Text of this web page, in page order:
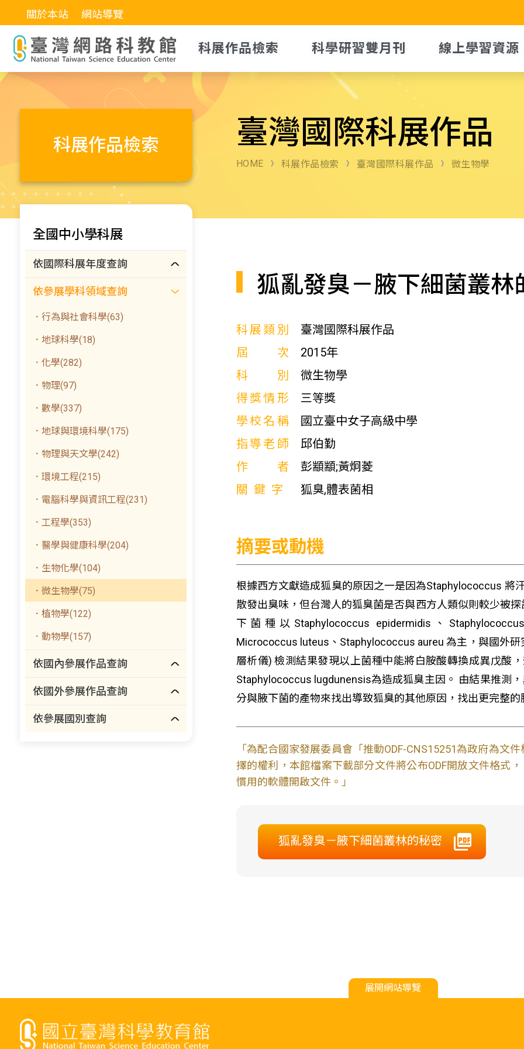
關於本站 網站導覽
科展作品檢索 科學研習雙月刊 線上學習資源
科展作品檢索 臺灣國際科展作品
HOME 科展作品檢索 臺灣國際科展作品 微生物學
全國中小學科展
依國際科展年度查詢
依參展學科領域查詢
．行為與社會科學(63)
．地球科學(18)
．化學(282)
．物理(97)
．數學(337)
．地球與環境科學(175)
．物理與天文學(242)
．環境工程(215)
．電腦科學與資訊工程(231)
．工程學(353)
．醫學與健康科學(204)
．生物化學(104)
．微生物學(75)
．植物學(122)
．動物學(157)
依國內參展作品查詢
依國外參展作品查詢
依參展國別查詢
狐亂發臭－腋下細菌叢林
科展類別
臺灣國際科展作品
屆次
2015年
科別
微生物學
得獎情形
三等獎
學校名稱
國立臺中女子高級中學
指導老師
邱伯勤
作者
彭顓顓;黃炯菱
關鍵字
狐臭,體表菌相
摘要或動機
根據西方文獻造成狐臭的原因之一是因為Staphylococcus 將
散發出臭味，但台灣人的狐臭菌是否與西方人類似則較少被
下菌種以Staphylococcus epidermidis、
Micrococcus luteus、Staphylococcus aureu 為主，與國外
層析儀) 檢測結果發現以上菌種中能將白胺酸轉換成異戊酸
Staphylococcus lugdunensis為造成狐臭主因。 由結果推測
分與腋下菌的產物來找出導致狐臭的其他原因，找出更完整
「為配合國家發展委員會「推動ODF-CNS15251為政府為文
擇的權利，本館檔案下載部分文件將公布ODF開放文件格式
慣用的軟體開啟文件。」
狐亂發臭－腋下細菌叢林的秘密
展開網站導覽